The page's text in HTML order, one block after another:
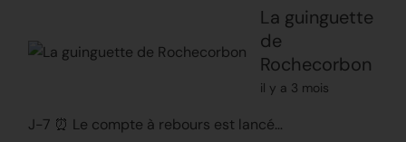
La guinguette
de
Rochecorbon
il y a 3 mois
J-7 ⏰ Le compte à rebours est lancé…